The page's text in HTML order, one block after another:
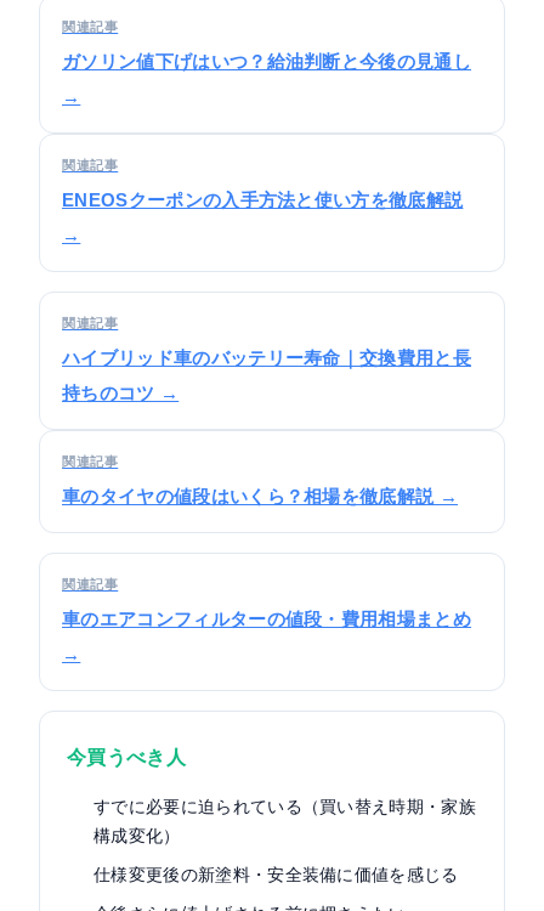
関連記事
ガソリン値下げはいつ？給油判断と今後の見通し
→
関連記事
ENEOSクーポンの入手方法と使い方を徹底解説
→
関連記事
ハイブリッド車のバッテリー寿命｜交換費用と長
持ちのコツ →
関連記事
車のタイヤの値段はいくら？相場を徹底解説 →
関連記事
車のエアコンフィルターの値段・費用相場まとめ
→
今買うべき人
すでに必要に迫られている（買い替え時期・家族
構成変化）
仕様変更後の新塗料・安全装備に価値を感じる